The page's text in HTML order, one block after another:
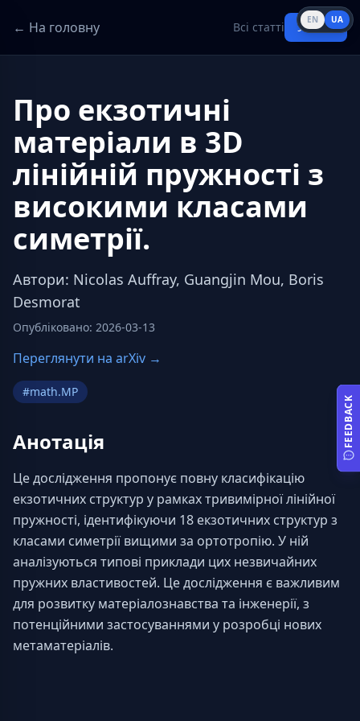
← На головну Всі статті Увійти
Про екзотичні
матеріали в 3D
лінійній пружності з
високими класами
симетрії.
Автори: Nicolas Auffray, Guangjin Mou, Boris
Desmorat
Опубліковано: 2026-03-13
Переглянути на arXiv →
#math.MP
Анотація
Це дослідження пропонує повну класифікацію
екзотичних структур у рамках тривимірної лінійної
пружності, ідентифікуючи 18 екзотичних структур з
класами симетрії вищими за ортотропію. У ній
аналізуються типові приклади цих незвичайних
пружних властивостей. Це дослідження є важливим
для розвитку матеріалознавства та інженерії, з
потенційними застосуваннями у розробці нових
метаматеріалів.
EN UA
FEEDBACK